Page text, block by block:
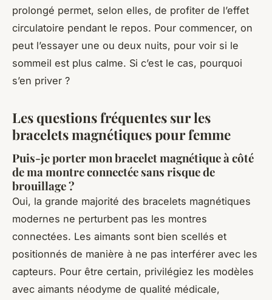
prolongé permet, selon elles, de profiter de l’effet
circulatoire pendant le repos. Pour commencer, on
peut l’essayer une ou deux nuits, pour voir si le
sommeil est plus calme. Si c’est le cas, pourquoi
s’en priver ?
Les questions fréquentes sur les
bracelets magnétiques pour femme
Puis-je porter mon bracelet magnétique à côté
de ma montre connectée sans risque de
brouillage ?
Oui, la grande majorité des bracelets magnétiques
modernes ne perturbent pas les montres
connectées. Les aimants sont bien scellés et
positionnés de manière à ne pas interférer avec les
capteurs. Pour être certain, privilégiez les modèles
avec aimants néodyme de qualité médicale,